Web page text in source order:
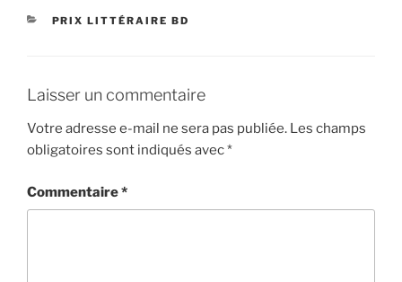
CATÉGORIES
PRIX LITTÉRAIRE BD
Laisser un commentaire
Votre adresse e-mail ne sera pas publiée. Les champs
obligatoires sont indiqués avec*
Commentaire*